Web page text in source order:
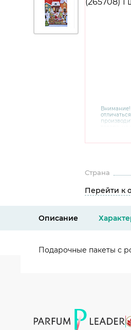
Внимание!
Страна
Перейти к
Описание
Подарочные пакеты с